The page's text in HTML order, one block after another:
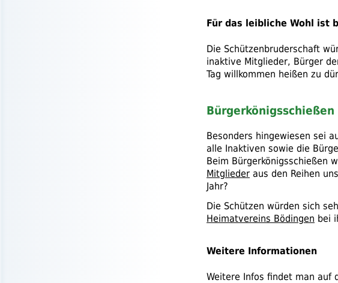
Für das leibliche Wohl ist
Die Schützenbruderschaft
inaktive Mitglieder, Bürger
Tag willkommen heißen zu
Besonders hingewiesen sei
alle Inaktiven sowie die
Beim Bürgerkönigsschießen
Mitglieder aus den Reihen
Jahr?
Die Schützen würden sich
Heimatvereins Bödingen bei
Weitere Informationen
Weitere Infos findet man auf